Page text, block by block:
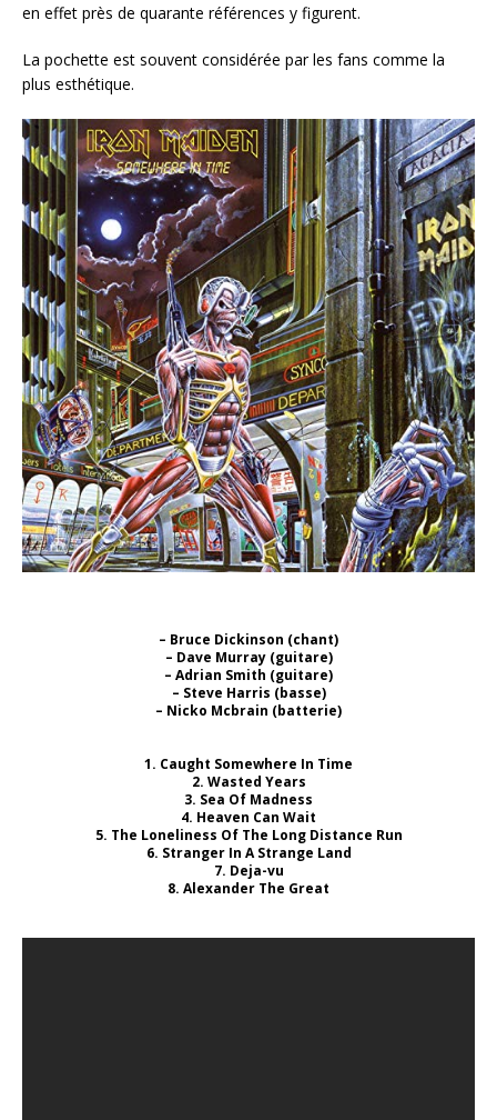
en effet près de quarante références y figurent.
La pochette est souvent considérée par les fans comme la
plus esthétique.
– Bruce Dickinson (chant)
– Dave Murray (guitare)
– Adrian Smith (guitare)
– Steve Harris (basse)
– Nicko Mcbrain (batterie)
1. Caught Somewhere In Time
2. Wasted Years
3. Sea Of Madness
4. Heaven Can Wait
5. The Loneliness Of The Long Distance Run
6. Stranger In A Strange Land
7. Deja-vu
8. Alexander The Great